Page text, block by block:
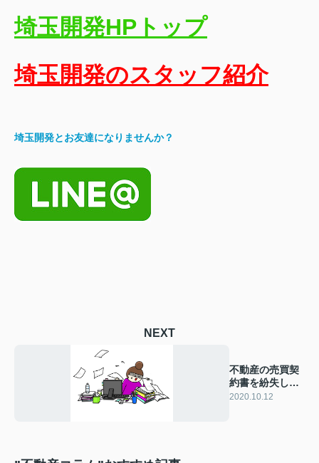
埼玉開発HPトップ
埼玉開発のスタッフ紹介
埼玉開発とお友達になりませんか？
NEXT
不動産の売買契
約書を紛失した
ときの対応方法
2020.10.12